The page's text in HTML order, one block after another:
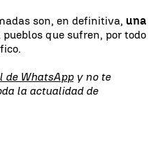
son, en definitiva, una
pueblos que sufren, por todo
de WhatsAppy no te
la actualidad de